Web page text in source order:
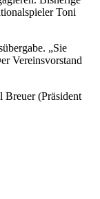
Toni
„Sie
Vereinsvorstand
(Präsident